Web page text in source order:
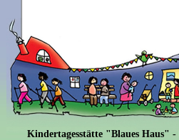
Kindertagesstätte "Blaues Haus" -